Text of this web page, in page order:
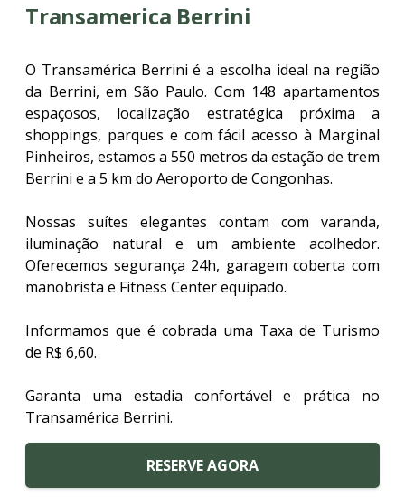
Transamerica Berrini
O Transamérica Berrini é a escolha ideal na região
da Berrini, em São Paulo. Com 148 apartamentos
espaçosos, localização estratégica próxima a
shoppings, parques e com fácil acesso à Marginal
Pinheiros, estamos a 550 metros da estação de trem
Berrini e a 5 km do Aeroporto de Congonhas.
Nossas suítes elegantes contam com varanda,
iluminação natural e um ambiente acolhedor.
Oferecemos segurança 24h, garagem coberta com
manobrista e Fitness Center equipado.
Informamos que é cobrada uma Taxa de Turismo
de R$ 6,60.
Garanta uma estadia confortável e prática no
Transamérica Berrini.
RESERVE AGORA